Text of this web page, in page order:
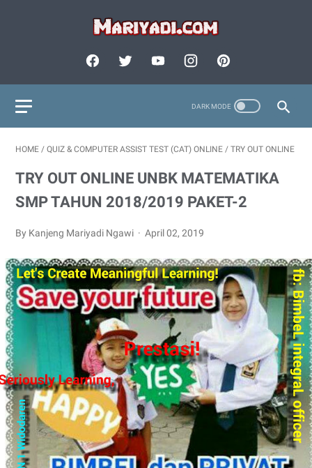
HOME / QUIZ & COMPUTER ASSIST TEST (CAT) ONLINE / TRY OUT ONLINE
TRY OUT ONLINE UNBK MATEMATIKA
SMP TAHUN 2018/2019 PAKET-2
By Kanjeng Mariyadi Ngawi April 02, 2019